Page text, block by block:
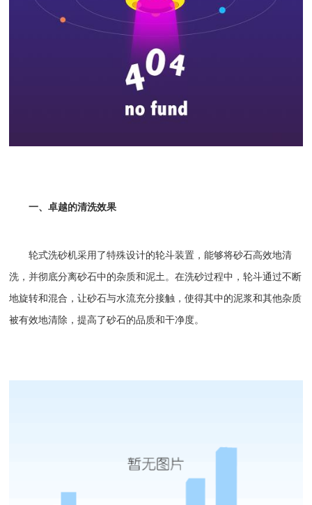
一、卓越的清洗效果
轮式洗砂机采用了特殊设计的轮斗装置，能够将砂石高效地清
洗，并彻底分离砂石中的杂质和泥土。在洗砂过程中，轮斗通过不断
地旋转和混合，让砂石与水流充分接触，使得其中的泥浆和其他杂质
被有效地清除，提高了砂石的品质和干净度。